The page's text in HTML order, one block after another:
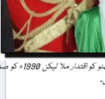
1988ء کے عام انتخابات میں بے نظیر بھٹو کو اقتدار ملا لیکن 1990ء کو صدر